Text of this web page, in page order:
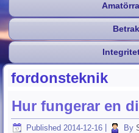
fordonsteknik
Hur fungerar en
Published 2014-12-16 By